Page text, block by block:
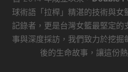
球術語「拉桿」精湛的技術與女
記錄者，更是台灣女籃最堅定的
事與深度採訪，我們致力於挖掘
後的生命故事，讓這份